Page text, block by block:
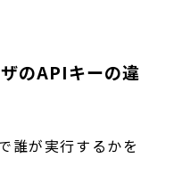
のAPIキーの違
誰が実行するかを